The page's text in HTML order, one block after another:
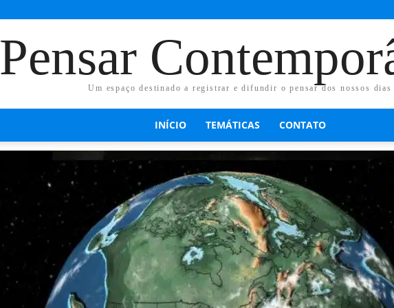
Pensar
Um espaço destinado a registrar e difundir o pensar dos nossos dias
INÍCIO TEMÁTICAS CONTATO